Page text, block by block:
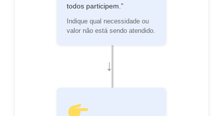
todos participem.”
Indique qual necessidade ou
valor não está sendo atendido.
→